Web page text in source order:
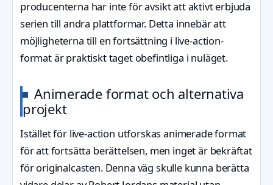
producenterna har inte för avsikt att aktivt erbjuda
serien till andra plattformar. Detta innebär att
möjligheterna till en fortsättning i live-action-
format är praktiskt taget obefintliga i nuläget.
Animerade format och alternativa
projekt
Istället för live-action utforskas animerade format
för att fortsätta berättelsen, men inget är bekräftat
för originalcasten. Denna väg skulle kunna berätta